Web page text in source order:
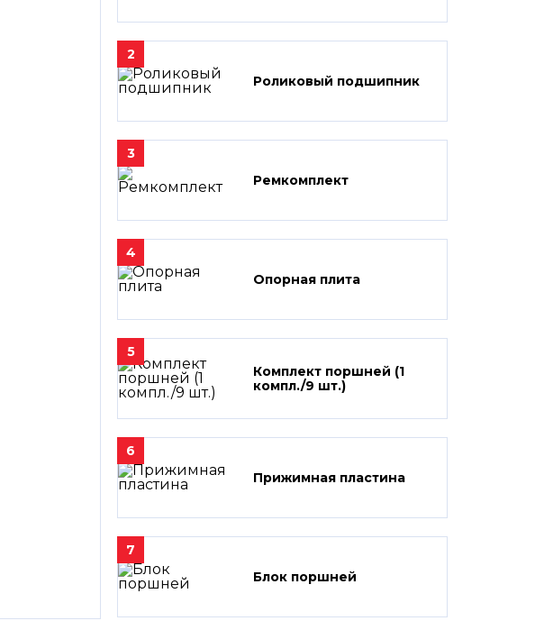
2
Роликовый подшипник
3
Ремкомплект
4
Опорная плита
5
Комплект поршней (1
компл./9 шт.)
6
Прижимная пластина
7
Блок поршней